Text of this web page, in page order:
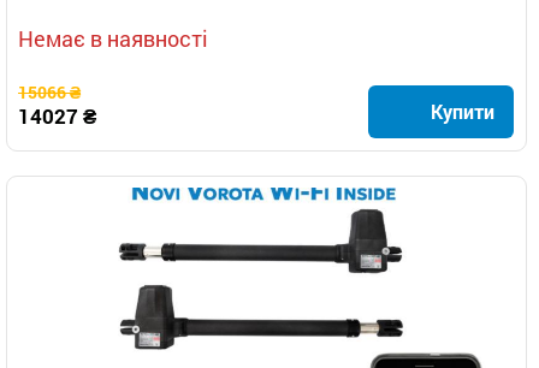
Немає в наявності
15066 ₴
14027 ₴ Купити